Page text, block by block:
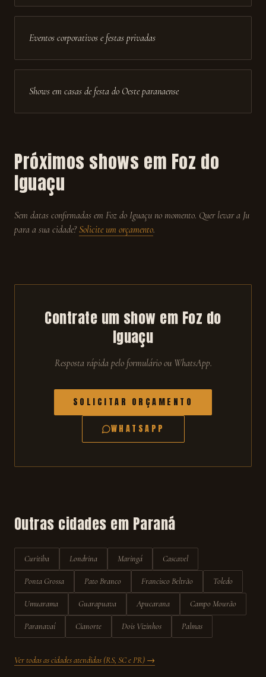
Eventos corporativos e festas privadas
Shows em casas de festa do Oeste paranaense
Próximos shows em Foz do
Iguaçu
Sem datas confirmadas em Foz do Iguaçu no momento. Quer levar a Ju
para a sua cidade? Solicite um orçamento.
Contrate um show em Foz do
Iguaçu
Resposta rápida pelo formulário ou WhatsApp.
SOLICITAR ORÇAMENTO
WHATSAPP
Outras cidades em Paraná
Curitiba Londrina Maringá Cascavel
Ponta Grossa Pato Branco Francisco Beltrão Toledo
Umuarama Guarapuava Apucarana Campo Mourão
Paranavaí Cianorte Dois Vizinhos Palmas
Ver todas as cidades atendidas (RS, SC e PR) →